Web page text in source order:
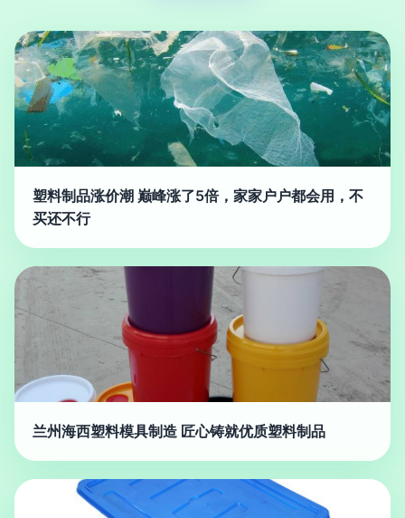
塑料制品涨价潮 巅峰涨了5倍，家家户户都会用，不
买还不行
兰州海西塑料模具制造 匠心铸就优质塑料制品